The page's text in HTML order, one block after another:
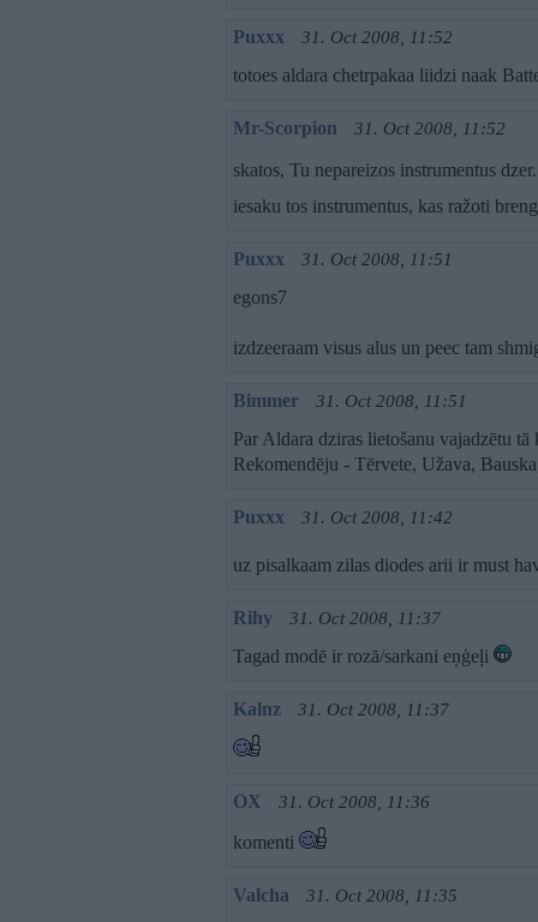
Puxxx 31. Oct 2008, 11:52
totoes aldara chetrpakaa liidzi naak
Mr-Scorpion 31. Oct 2008, 11:52
skatos, Tu nepareizos instrumentus
iesaku tos instrumentus, kas ražoti
Puxxx 31. Oct 2008, 11:51
egons7
izdzeeraam visus alus un peec tam
Bimmer 31. Oct 2008, 11:51
Par Aldara dziras lietošanu vajadzētu
Rekomendēju - Tērvete, Užava,
Puxxx 31. Oct 2008, 11:42
uz pisalkaam zilas diodes arii ir must
Rihy 31. Oct 2008, 11:37
Tagad modē ir rozā/sarkani eņģeļi
Kalnz 31. Oct 2008, 11:37
OX 31. Oct 2008, 11:36
komenti
Valcha 31. Oct 2008, 11:35